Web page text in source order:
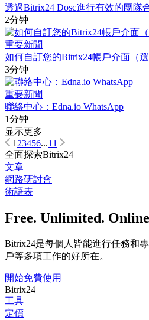
透過Bitrix24 Dosc進行有效的團隊
2分钟
重要新聞
如何自訂您的Bitrix24帳戶介面（選
3分钟
重要新聞
聯絡中心：Edna.io WhatsApp
1分钟
显示更多
123456...11
全面探索Bitrix24
文章
網路研討會
術語表
Free. Unlimited.
Bitrix24是每個人皆能進行任務和
戶等多項工作的好所在。
開始免費使用
Bitrix24
工具
定價